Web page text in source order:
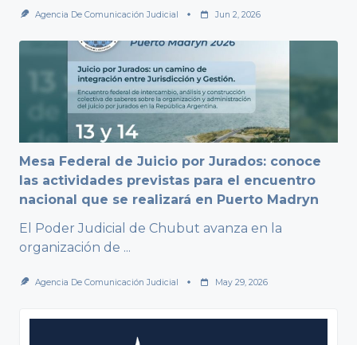
Agencia De Comunicación Judicial Jun 2, 2026
Mesa Federal de Juicio por Jurados: conoce
las actividades previstas para el encuentro
nacional que se realizará en Puerto Madryn
El Poder Judicial de Chubut avanza en la
organización de ...
Agencia De Comunicación Judicial May 29, 2026